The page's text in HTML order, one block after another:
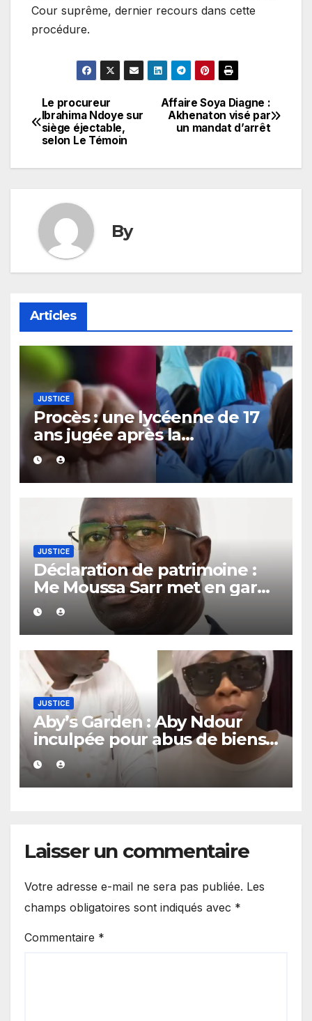
Cour suprême, dernier recours dans cette
procédure.
Navigation
de
l’article
Affaire Soya Diagne :
Akhenaton visé par
un mandat d’arrêt
Le procureur
Ibrahima Ndoye sur
siège éjectable,
selon Le Témoin
By
Articles
JUSTICE
Procès : une lycéenne de 17
ans jugée après la
découverte d’un bébé caché
sous un lit
JUSTICE
Déclaration de patrimoine :
Me Moussa Sarr met en garde
les récalcitrants
JUSTICE
Aby’s Garden : Aby Ndour
inculpée pour abus de biens
sociaux dans une affaire
portant sur 420 millions FCFA
Laisser un commentaire
Votre adresse e-mail ne sera pas publiée. Les
champs obligatoires sont indiqués avec *
Commentaire *